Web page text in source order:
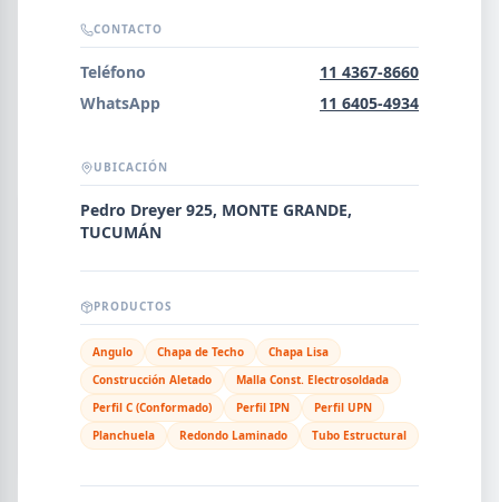
NOMBRE
SEGMENTO
PROVINCIA
CONTACTO
Teléfono
11 4367-8660
WhatsApp
11 6405-4934
UBICACIÓN
Pedro Dreyer 925, MONTE GRANDE,
TUCUMÁN
PRODUCTOS
Angulo Chapa de Techo
Chapa Lisa
Construcción Aletado
Malla Const. Electrosoldada
Perfil C (Conformado)
Perfil IPN
Perfil UPN
Planchuela
Redondo Laminado Tubo Estructural